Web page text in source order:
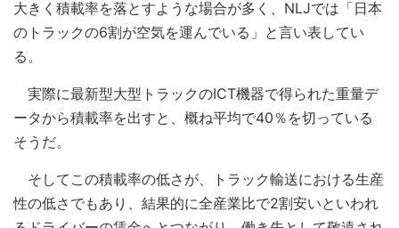
大きく積載率を落とすような場合が多く、NLJでは「日本
のトラックの6割が空気を運んでいる」と言い表してい
る。
実際に最新型大型トラックのICT機器で得られた重量デ
ータから積載率を出すと、概ね平均で40％を切っている
そうだ。
そしてこの積載率の低さが、トラック輸送における生産
性の低さでもあり、結果的に全産業比で2割安いといわれ